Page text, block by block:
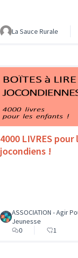
La Sauce Rurale
4000 LIVRES
jocondiens !
ASSOCIATION - Agir
Jeunesse
0
1